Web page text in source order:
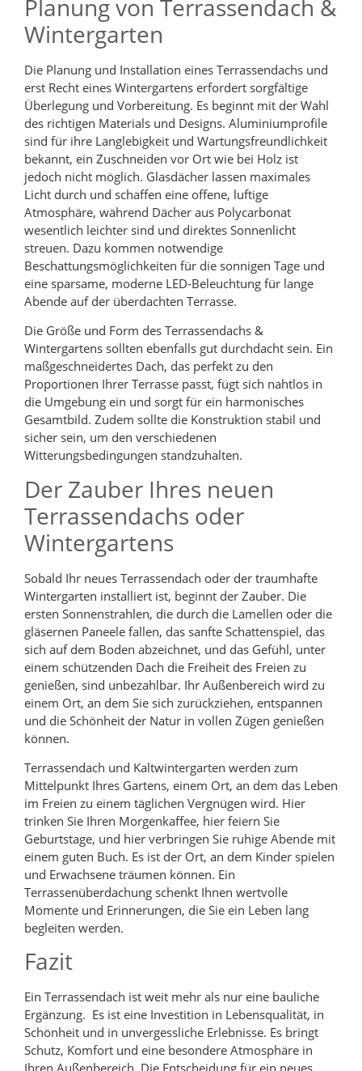
Planung von Terrassendach &
Wintergarten
Die Planung und Installation eines Terrassendachs und
erst Recht eines Wintergartens erfordert sorgfältige
Überlegung und Vorbereitung. Es beginnt mit der Wahl
des richtigen Materials und Designs. Aluminiumprofile
sind für ihre Langlebigkeit und Wartungsfreundlichkeit
bekannt, ein Zuschneiden vor Ort wie bei Holz ist
jedoch nicht möglich. Glasdächer lassen maximales
Licht durch und schaffen eine offene, luftige
Atmosphäre, während Dächer aus Polycarbonat
wesentlich leichter sind und direktes Sonnenlicht
streuen. Dazu kommen notwendige
Beschattungsmöglichkeiten für die sonnigen Tage und
eine sparsame, moderne LED-Beleuchtung für lange
Abende auf der überdachten Terrasse.
Die Größe und Form des Terrassendachs &
Wintergartens sollten ebenfalls gut durchdacht sein. Ein
maßgeschneidertes Dach, das perfekt zu den
Proportionen Ihrer Terrasse passt, fügt sich nahtlos in
die Umgebung ein und sorgt für ein harmonisches
Gesamtbild. Zudem sollte die Konstruktion stabil und
sicher sein, um den verschiedenen
Witterungsbedingungen standzuhalten.
Der Zauber Ihres neuen
Terrassendachs oder
Wintergartens
Sobald Ihr neues Terrassendach oder der traumhafte
Wintergarten installiert ist, beginnt der Zauber. Die
ersten Sonnenstrahlen, die durch die Lamellen oder die
gläsernen Paneele fallen, das sanfte Schattenspiel, das
sich auf dem Boden abzeichnet, und das Gefühl, unter
einem schützenden Dach die Freiheit des Freien zu
genießen, sind unbezahlbar. Ihr Außenbereich wird zu
einem Ort, an dem Sie sich zurückziehen, entspannen
und die Schönheit der Natur in vollen Zügen genießen
können.
Terrassendach und Kaltwintergarten werden zum
Mittelpunkt Ihres Gartens, einem Ort, an dem das Leben
im Freien zu einem täglichen Vergnügen wird. Hier
trinken Sie Ihren Morgenkaffee, hier feiern Sie
Geburtstage, und hier verbringen Sie ruhige Abende mit
einem guten Buch. Es ist der Ort, an dem Kinder spielen
und Erwachsene träumen können. Ein
Terrassenüberdachung schenkt Ihnen wertvolle
Momente und Erinnerungen, die Sie ein Leben lang
begleiten werden.
Fazit
Ein Terrassendach ist weit mehr als nur eine bauliche
Ergänzung. Es ist eine Investition in Lebensqualität, in
Schönheit und in unvergessliche Erlebnisse. Es bringt
Schutz, Komfort und eine besondere Atmosphäre in